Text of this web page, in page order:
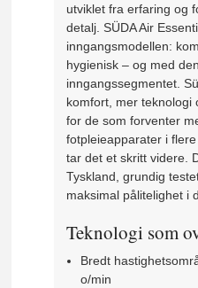
utviklet fra erfaring og
detalj. SÜDA Air
inngangsmodellen:
hygienisk – og med
inngangssegmentet.
komfort, mer teknologi
for de som forventer
fotpleieapparater i
tar det et skritt videre.
Tyskland, grundig
maksimal pålitelighet i
Teknologi som
Bredt
o/min